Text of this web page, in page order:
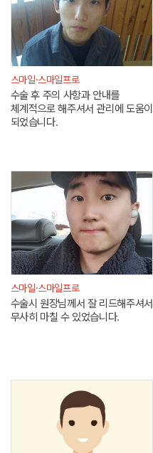
스마일·스마일프로
수술 후 주의 사항과 안내를
체계적으로 해주셔서 관리에 도움이
되었습니다.
스마일·스마일프로
수술시 원장님께서 잘 리드해주셔서
무사히 마칠 수 있었습니다.